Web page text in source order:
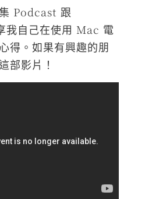
Podcast 跟
我自己在使用 Mac 電
得。如果有興趣的朋
部影片！